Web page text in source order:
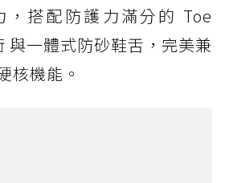
，搭配防護力滿分的 Toe
與一體式防砂鞋舌，完美兼
核機能。